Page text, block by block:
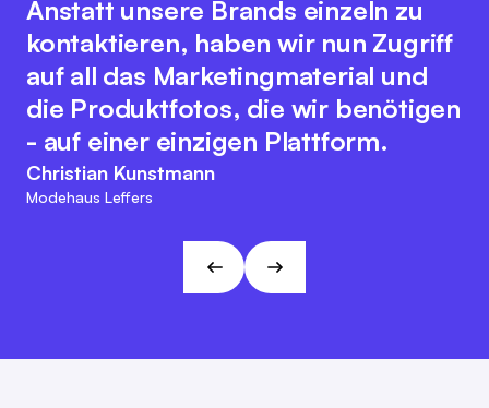
Abläufe deutlich verbessert. Wir
haben nun Bilder zu den einzelnen
Artikeln im System, was das interne
Reporting, unser
Retourenmanagement und die
Nachorder deutlich vereinfacht.
Marc Ramelow
Anstatt unsere Brands einzeln zu
kontaktieren, haben wir nun Zugriff
auf all das Marketingmaterial und
die Produktfotos, die wir benötigen
- auf einer einzigen Plattform.
Christian Kunstmann
Modehaus Leffers
Branchenakteure zur Optimierung
digitaler Prozesse. Dabei bewahrt
sich das Team der Fashion Cloud
ihren kundenfreundlichen und
agilen Charakter. Diese
Herangehensweise passt zu den